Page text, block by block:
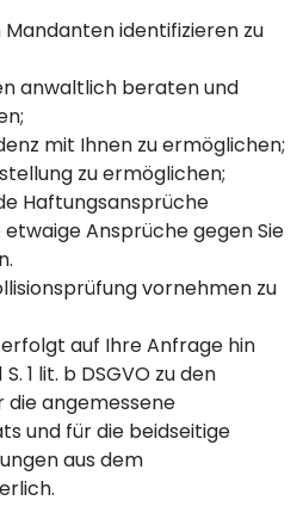
Mandanten identifizieren zu
anwaltlich beraten und
mit Ihnen zu ermöglichen;
zu ermöglichen;
Haftungsansprüche
Ansprüche gegen Sie
vornehmen zu
auf Ihre Anfrage hin
1 lit. b DSGVO zu den
angemessene
und für die beidseitige
aus dem